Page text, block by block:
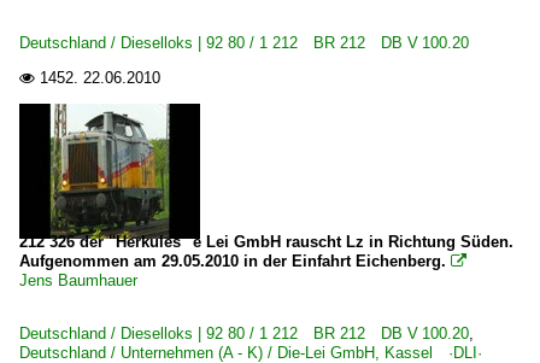
Deutschland / Dieselloks | 92 80 / 1 212 BR 212 DB V 100.20
 1452. 22.06.2010
212 326 der "Herkules" e Lei GmbH rauscht Lz in Richtung Süden.
Aufgenommen am 29.05.2010 in der Einfahrt Eichenberg. 
Jens Baumhauer
Deutschland / Dieselloks | 92 80 / 1 212 BR 212 DB V 100.20,
Deutschland / Unternehmen (A - K) / Die-Lei GmbH, Kassel ·DLI·